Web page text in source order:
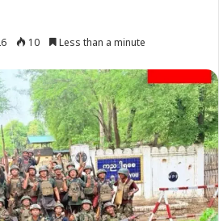
10 Less than a minute